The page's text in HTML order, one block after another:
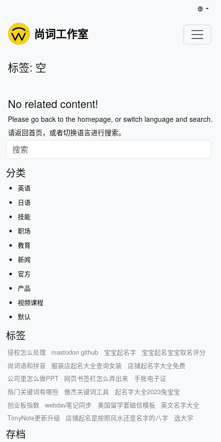
尚词工作室
标签: 空
No related content!
Please go back to the homepage, or switch language and search.
请返回首页，或者切换语言进行搜索。
分类
英语
日语
技能
职场
教育
新闻
官方
产品
视频课程
默认
标签
侵权怎么处理 mastodon github 宝宝起名字
宝宝起名宝宝取名评分
尚词语和拼音
服装店起名大全查询女装
店铺起名字大全免费
公司里怎么做PPT
网页书签栏怎么弄出来
手账电子证
热门关键词有哪些
傲杰关键词工具
起名字大全2023兔宝宝
创业板指数
webdav笔记同步 美国留学套磁信模板
英文名字大全
TimyNote更新升级
店铺起名是按照风水还是名字的八字 选大学
存档